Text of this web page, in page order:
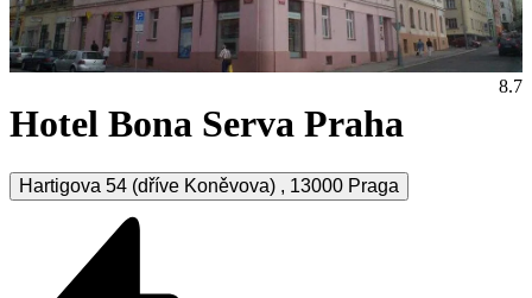
Hotel Bona Serva Praha
Hartigova 54 (dříve Koněvova) , 13000 Praga
8.7